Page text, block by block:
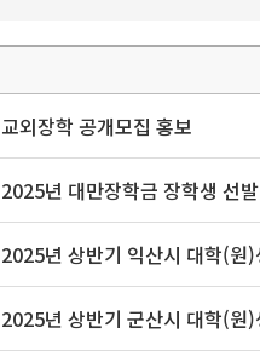
교외장학 공개모집 홍보
2025년 대만장학금 장학생 선
2025년 상반기 익산시 대학(원
2025년 상반기 군산시 대학(원